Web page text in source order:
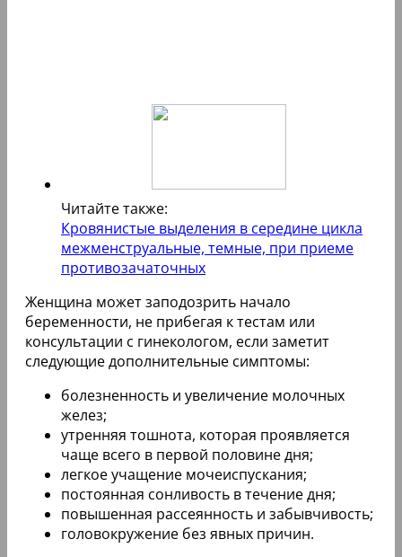
Читайте также:
Кровянистые выделения в середине цикла
межменструальные, темные, при приеме
противозачаточных
Женщина может заподозрить начало
беременности, не прибегая к тестам или
консультации с гинекологом, если заметит
следующие дополнительные симптомы:
болезненность и увеличение молочных
желез;
утренняя тошнота, которая проявляется
чаще всего в первой половине дня;
легкое учащение мочеиспускания;
постоянная сонливость в течение дня;
повышенная рассеянность и забывчивость;
головокружение без явных причин.